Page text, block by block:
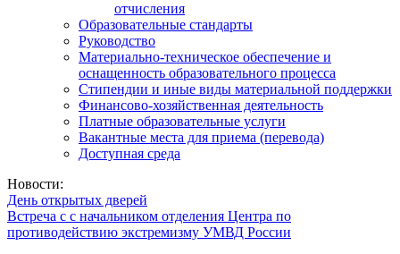
отчисления
Образовательные стандарты
Руководство
Материально-техническое обеспечение и
оснащенность образовательного процесса
Стипендии и иные виды материальной поддержки
Финансово-хозяйственная деятельность
Платные образовательные услуги
Вакантные места для приема (перевода)
Доступная среда
Новости:
День открытых дверей
Встреча с с начальником отделения Центра по
противодействию экстремизму УМВД России